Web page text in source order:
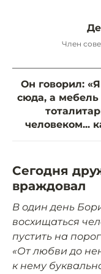
Член
Он говорил:
сюда, а
человеком...
Сегодня
враждовал
В один день
восхищаться
пустить на
«От любви до
к нему